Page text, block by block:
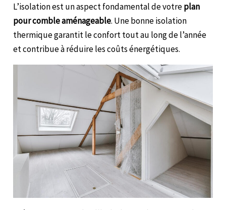
L’isolation est un aspect fondamental de votreplan
pour comble aménageable. Une bonne isolation
thermique garantit le confort tout au long de l’année
et contribue à réduire les coûts énergétiques.